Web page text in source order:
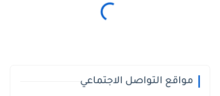
مواقع التواصل الاجتماعي